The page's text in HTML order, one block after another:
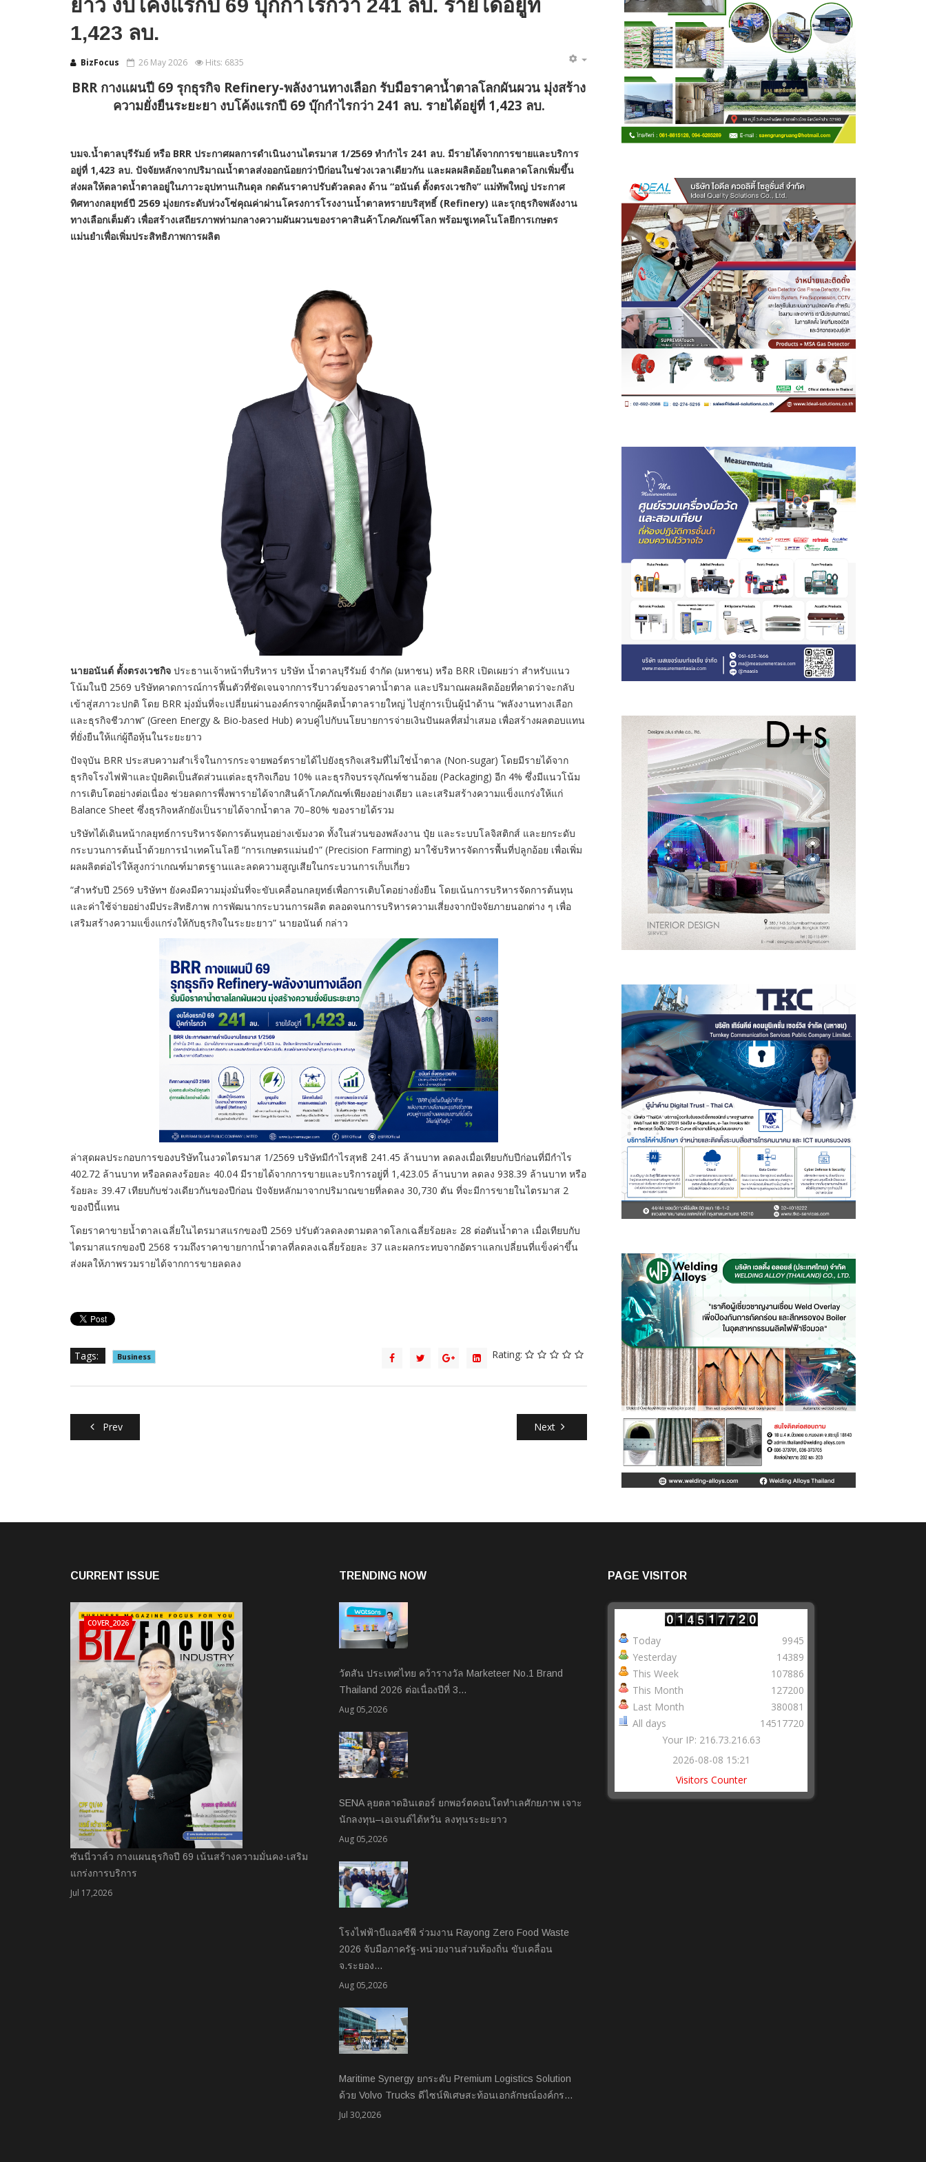
ยาว งบโค้งแรกปี 69 บุ๊กกำไรกว่า 241 ลบ. รายได้อยู่ที่
1,423 ลบ.
BizFocus 26 May 2026 Hits: 6835
BRR กางแผนปี 69 รุกธุรกิจ Refinery-พลังงานทางเลือก รับมือราคาน้ำตาลโลกผันผวน มุ่งสร้าง
ความยั่งยืนระยะยา งบโค้งแรกปี 69 บุ๊กกำไรกว่า241 ลบ. รายได้อยู่ที่ 1,423 ลบ.
บมจ.น้ำตาลบุรีรัมย์ หรือ BRR ประกาศผลการดำเนินงานไตรมาส 1/2569 ทำกำไร 241 ลบ. มีรายได้จากการขายและบริการ
อยู่ที่ 1,423 ลบ. ปัจจัยหลักจากปริมาณน้ำตาลส่งออกน้อยกว่าปีก่อนในช่วงเวลาเดียวกัน และผลผลิตอ้อยในตลาดโลกเพิ่มขึ้น
ส่งผลให้ตลาดน้ำตาลอยู่ในภาวะอุปทานเกินดุล กดดันราคาปรับตัวลดลง ด้าน “อนันต์ ตั้งตรงเวชกิจ” แม่ทัพใหญ่ ประกาศ
ทิศทางกลยุทธ์ปี 2569 มุ่งยกระดับห่วงโซ่คุณค่าผ่านโครงการโรงงานน้ำตาลทรายบริสุทธิ์ (Refinery) และรุกธุรกิจพลังงาน
ทางเลือกเต็มตัว เพื่อสร้างเสถียรภาพท่ามกลางความผันผวนของราคาสินค้าโภคภัณฑ์โลก พร้อมชูเทคโนโลยีการเกษตร
แม่นยำเพื่อเพิ่มประสิทธิภาพการผลิต
นายอนันต์ ตั้งตรงเวชกิจ ประธานเจ้าหน้าที่บริหาร บริษัท น้ำตาลบุรีรัมย์ จำกัด (มหาชน) หรือ BRR เปิดเผยว่า สำหรับแนว
โน้มในปี 2569 บริษัทคาดการณ์การฟื้นตัวที่ชัดเจนจากการรีบาวด์ของราคาน้ำตาล และปริมาณผลผลิตอ้อยที่คาดว่าจะกลับ
เข้าสู่สภาวะปกติ โดย BRR มุ่งมั่นที่จะเปลี่ยนผ่านองค์กรจากผู้ผลิตน้ำตาลรายใหญ่ ไปสู่การเป็นผู้นำด้าน “พลังงานทางเลือก
และธุรกิจชีวภาพ” (Green Energy & Bio-based Hub) ควบคู่ไปกับนโยบายการจ่ายเงินปันผลที่สม่ำเสมอ เพื่อสร้างผลตอบแทน
ที่ยั่งยืนให้แก่ผู้ถือหุ้นในระยะยาว
ปัจจุบัน BRR ประสบความสำเร็จในการกระจายพอร์ตรายได้ไปยังธุรกิจเสริมที่ไม่ใช่น้ำตาล (Non-sugar) โดยมีรายได้จาก
ธุรกิจโรงไฟฟ้าและปุ๋ยคิดเป็นสัดส่วนแต่ละธุรกิจเกือบ 10% และธุรกิจบรรจุภัณฑ์ชานอ้อย (Packaging) อีก 4% ซึ่งมีแนวโน้ม
การเติบโตอย่างต่อเนื่อง ช่วยลดการพึ่งพารายได้จากสินค้าโภคภัณฑ์เพียงอย่างเดียว และเสริมสร้างความแข็งแกร่งให้แก่
Balance Sheet ซึ่งธุรกิจหลักยังเป็นรายได้จากน้ำตาล 70–80% ของรายได้รวม
บริษัทได้เดินหน้ากลยุทธ์การบริหารจัดการต้นทุนอย่างเข้มงวด ทั้งในส่วนของพลังงาน ปุ๋ย และระบบโลจิสติกส์ และยกระดับ
กระบวนการต้นน้ำด้วยการนำเทคโนโลยี “การเกษตรแม่นยำ” (Precision Farming) มาใช้บริหารจัดการพื้นที่ปลูกอ้อย เพื่อเพิ่ม
ผลผลิตต่อไร่ให้สูงกว่าเกณฑ์มาตรฐานและลดความสูญเสียในกระบวนการเก็บเกี่ยว
“สำหรับปี 2569 บริษัทฯ ยังคงมีความมุ่งมั่นที่จะขับเคลื่อนกลยุทธ์เพื่อการเติบโตอย่างยั่งยืน โดยเน้นการบริหารจัดการต้นทุน
และค่าใช้จ่ายอย่างมีประสิทธิภาพ การพัฒนากระบวนการผลิต ตลอดจนการบริหารความเสี่ยงจากปัจจัยภายนอกต่าง ๆ เพื่อ
เสริมสร้างความแข็งแกร่งให้กับธุรกิจในระยะยาว” นายอนันต์ กล่าว
ล่าสุดผลประกอบการของบริษัทในงวดไตรมาส 1/2569 บริษัทมีกำไรสุทธิ 241.45 ล้านบาท ลดลงเมื่อเทียบกับปีก่อนที่มีกำไร
402.72 ล้านบาท หรือลดลงร้อยละ 40.04 มีรายได้จากการขายและบริการอยู่ที่ 1,423.05 ล้านบาท ลดลง 938.39 ล้านบาท หรือ
ร้อยละ 39.47 เทียบกับช่วงเดียวกันของปีก่อน ปัจจัยหลักมาจากปริมาณขายที่ลดลง 30,730 ตัน ที่จะมีการขายในไตรมาส 2
ของปีนี้แทน
โดยราคาขายน้ำตาลเฉลี่ยในไตรมาสแรกของปี 2569 ปรับตัวลดลงตามตลาดโลกเฉลี่ยร้อยละ 28 ต่อตันน้ำตาล เมื่อเทียบกับ
ไตรมาสแรกของปี 2568 รวมถึงราคาขายกากน้ำตาลที่ลดลงเฉลี่ยร้อยละ 37 และผลกระทบจากอัตราแลกเปลี่ยนที่แข็งค่าขึ้น
ส่งผลให้ภาพรวมรายได้จากการขายลดลง
Tags: Business Rating:
Prev Next
CURRENT ISSUE
ซันนี่วาล์ว กางแผนธุรกิจปี 69 เน้นสร้างความมั่นคง-เสริม
แกร่งการบริการ
Jul 17,2026
COVER_2026
TRENDING NOW
วัตสัน ประเทศไทย คว้ารางวัล Marketeer No.1 Brand
Thailand 2026 ต่อเนื่องปีที่ 3…
Aug 05,2026
SENA ลุยตลาดอินเตอร์ ยกพอร์ตคอนโดทำเลศักยภาพ เจาะ
นักลงทุน–เอเจนต์ไต้หวัน ลงทุนระยะยาว
Aug 05,2026
โรงไฟฟ้าบีแอลซีพี ร่วมงาน Rayong Zero Food Waste
2026 จับมือภาครัฐ-หน่วยงานส่วนท้องถิ่น ขับเคลื่อน
จ.ระยอง…
Aug 05,2026
Maritime Synergy ยกระดับ Premium Logistics Solution
ด้วย Volvo Trucks ดีไซน์พิเศษสะท้อนเอกลักษณ์องค์กร…
Jul 30,2026
PAGE VISITOR
Today
Yesterday
This Week
This Month
Last Month
All days
9945
14389
107886
127200
380081
14517720
Your IP: 216.73.216.63
2026-08-08 15:21
Visitors Counter